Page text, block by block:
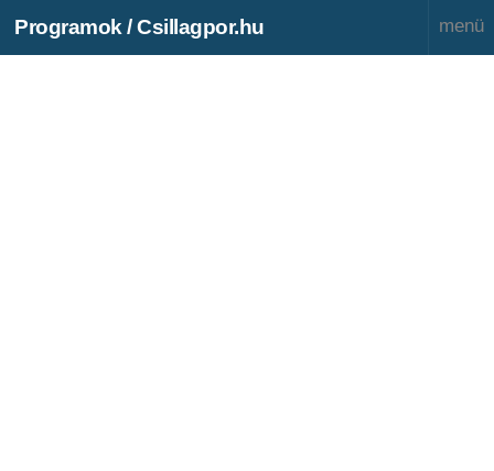
Programok / Csillagpor.hu